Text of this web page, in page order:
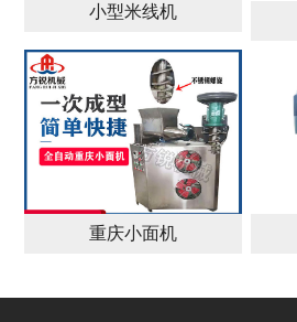
小型米线机
重庆小面机